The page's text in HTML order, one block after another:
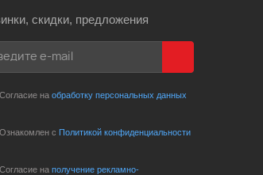
скидки, предложения
Согласие на обработку персональных данных
Ознакомлен с Политикой конфиденциальности
Согласие на получение рекламно-